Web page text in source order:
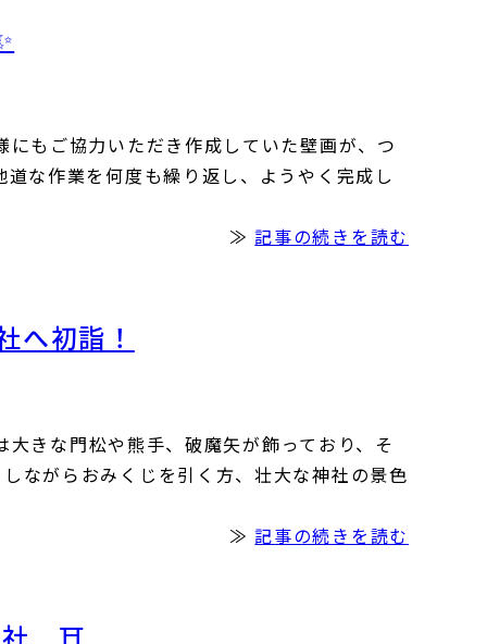
もご協力いただき作成していた壁画が、つ
な作業を何度も繰り返し、ようやく完成し
≫記事の続きを読む
初詣！
きな門松や熊手、破魔矢が飾っており、そ
ながらおみくじを引く方、壮大な神社の景色
≫記事の続きを読む
社 ⛩